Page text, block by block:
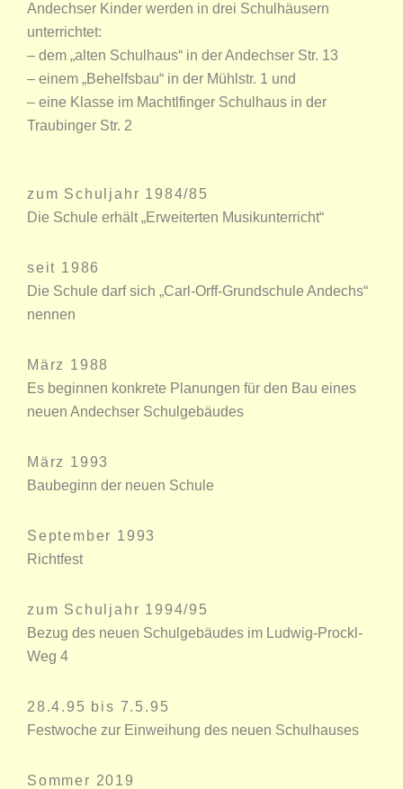
Andechser Kinder werden in drei Schulhäusern
unterrichtet:
– dem „alten Schulhaus“ in der Andechser Str. 13
– einem „Behelfsbau“ in der Mühlstr. 1 und
– eine Klasse im Machtlfinger Schulhaus in der
Traubinger Str. 2
zum Schuljahr 1984/85
Die Schule erhält „Erweiterten Musikunterricht“
seit 1986
Die Schule darf sich „Carl-Orff-Grundschule Andechs“
nennen
März 1988
Es beginnen konkrete Planungen für den Bau eines
neuen Andechser Schulgebäudes
März 1993
Baubeginn der neuen Schule
September 1993
Richtfest
zum Schuljahr 1994/95
Bezug des neuen Schulgebäudes im Ludwig-Prockl-
Weg 4
28.4.95 bis 7.5.95
Festwoche zur Einweihung des neuen Schulhauses
Sommer 2019